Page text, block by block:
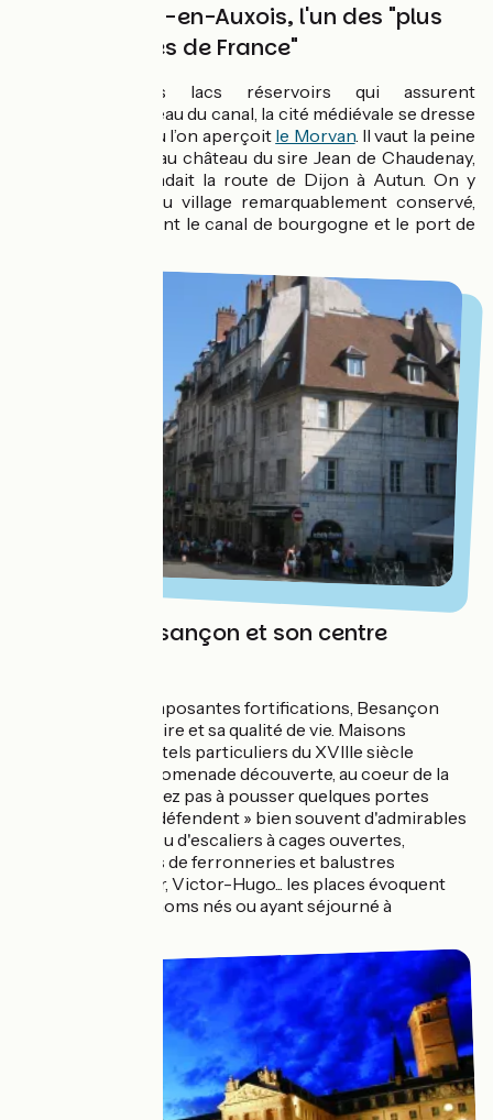
Châteauneuf-en-Auxois, l'un des "plus
beaux villages de France"
Environnée des lacs réservoirs qui assurent
l’alimentation en eau du canal, la cité médiévale se dresse
sur un rocher d’où l’on aperçoit le Morvan. Il vaut la peine
de grimper jusqu’au château du sire Jean de Chaudenay,
qui jadis commandait la route de Dijon à Autun. On y
découvre un beau village remarquablement conservé,
dominant fièrement le canal de bourgogne et le port de
La ville de Besançon et son centre
Abritée par ses imposantes fortifications, Besançon
protège son histoire et sa qualité de vie. Maisons
renaissance et hôtels particuliers du XVIIIe siècle
ponctuent une promenade découverte, au coeur de la
vieille ville. N'hésitez pas à pousser quelques portes
cochères. Elles « défendent » bien souvent d'admirables
cour intérieures ou d'escaliers à cages ouvertes,
subtilement parés de ferronneries et balustres
sculptées. Pasteur, Victor-Hugo... les places évoquent
quelques grands noms nés ou ayant séjourné à